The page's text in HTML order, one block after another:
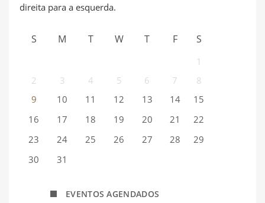
S M T W T F S
1
2
3 4 5 6 7
8
9
10 11 12 13 14
15
16
17 18 19 20 21
22
23
24 25 26 27 28
29
30
31
EVENTOS AGENDADOS